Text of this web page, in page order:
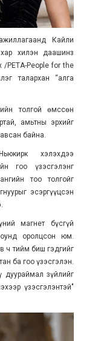
Кайли
хилэн даашинз
PETA-People for the
талархан “алга
толгой өмссөн
амьтны эрхийг
байна.
хэлэхдээ
гоо үзэсгэлэнг
тоо толгойг
эсэргүүцсэн
магнет бүсгүй
оролцсон юм.
ч тийм биш гэдгийг
ба гоо үзэсгэлэн.
дуураймал зүйлийг
үзэсгэлэнтэй"